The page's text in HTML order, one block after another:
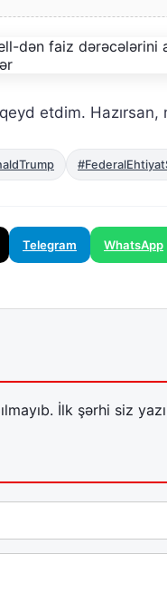
etdim. Hazırsan,
Telegram WhatsApp
İlk şərhi siz